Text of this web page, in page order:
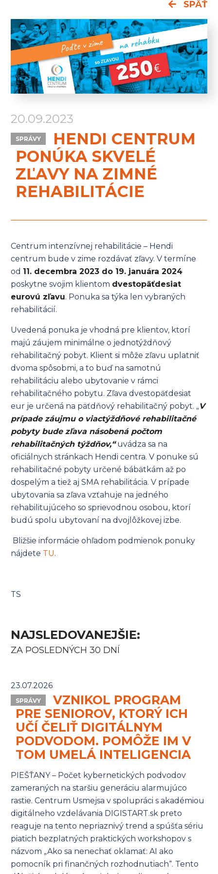
výročné
správy
sa
darcom
SPÄŤ
20.09.2023
SPRÁVY
HENDI CENTRUM
PONÚKA SKVELÉ
ZĽAVY NA ZIMNÉ
REHABILITÁCIE
Centrum intenzívnej rehabilitácie – Hendi
centrum bude v zime rozdávať zľavy. V termíne
od 11. decembra 2023 do 19. januára 2024
poskytne svojim klientom dvestopäťdesiat
eurovú zľavu. Ponuka sa týka len vybraných
rehabilitácií.
Uvedená ponuka je vhodná pre klientov, ktorí
majú záujem minimálne o jednotýždňový
rehabilitačný pobyt. Klient si môže zľavu uplatniť
dvoma spôsobmi, a to buď na samotnú
rehabilitáciu alebo ubytovanie v rámci
rehabilitačného pobytu. Zľava dvestopäťdesiat
eur je určená na päťdňový rehabilitačný pobyt. „V
prípade záujmu o viactýždňové rehabilitačné
pobyty bude zľava násobená počtom
rehabilitačných týždňov,“uvádza sa na
oficiálnych stránkach Hendi centra. V ponuke sú
rehabilitačné pobyty určené bábätkám až po
dospelým a tiež aj SMA rehabilitácia. V prípade
ubytovania sa zľava vzťahuje na jedného
rehabilitujúceho so sprievodnou osobou, ktorí
budú spolu ubytovaní na dvojlôžkovej izbe.
Bližšie informácie ohľadom podmienok ponuky
nájdete TU.
TS
NAJSLEDOVANEJŠIE:
ZA POSLEDNÝCH 30 DNÍ
23.07.2026
SPRÁVY
VZNIKOL PROGRAM
PRE SENIOROV, KTORÝ ICH
UČÍ ČELIŤ DIGITÁLNYM
PODVODOM. POMÔŽE IM V
TOM UMELÁ INTELIGENCIA
PIEŠŤANY – Počet kybernetických podvodov
zameraných na staršiu generáciu alarmujúco
rastie. Centrum Usmejsa v spolupráci s akadémiou
digitálneho vzdelávania DIGISTART.sk preto
reaguje na tento nepriaznivý trend a spúšťa sériu
piatich bezplatných praktických workshopov s
názvom „Ako sa nenechať oklamať: AI ako
pomocník pri finančných rozhodnutiach“. Tento